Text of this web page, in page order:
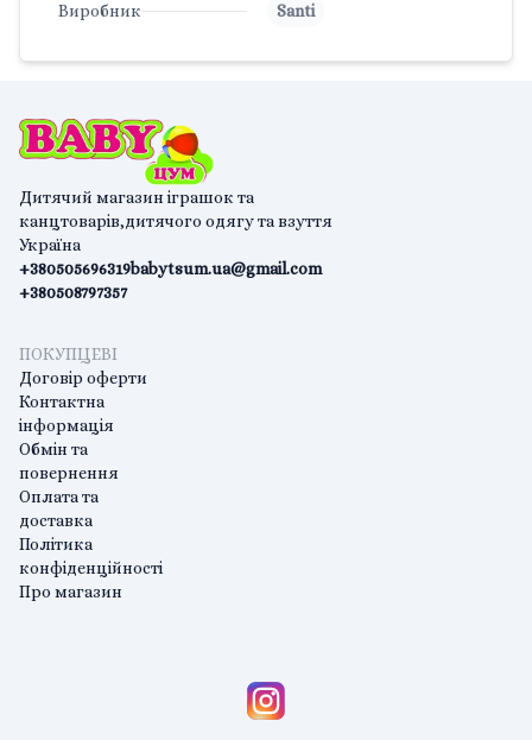
Виробник Santi
Дитячий магазин іграшок та
канцтоварів,дитячого одягу та взуття
Україна
+380505696319
+380508797357
babytsum.ua@gmail.com
ПОКУПЦЕВІ
Договір оферти
Контактна
інформація
Обмін та
повернення
Оплата та
доставка
Політика
конфіденційності
Про магазин